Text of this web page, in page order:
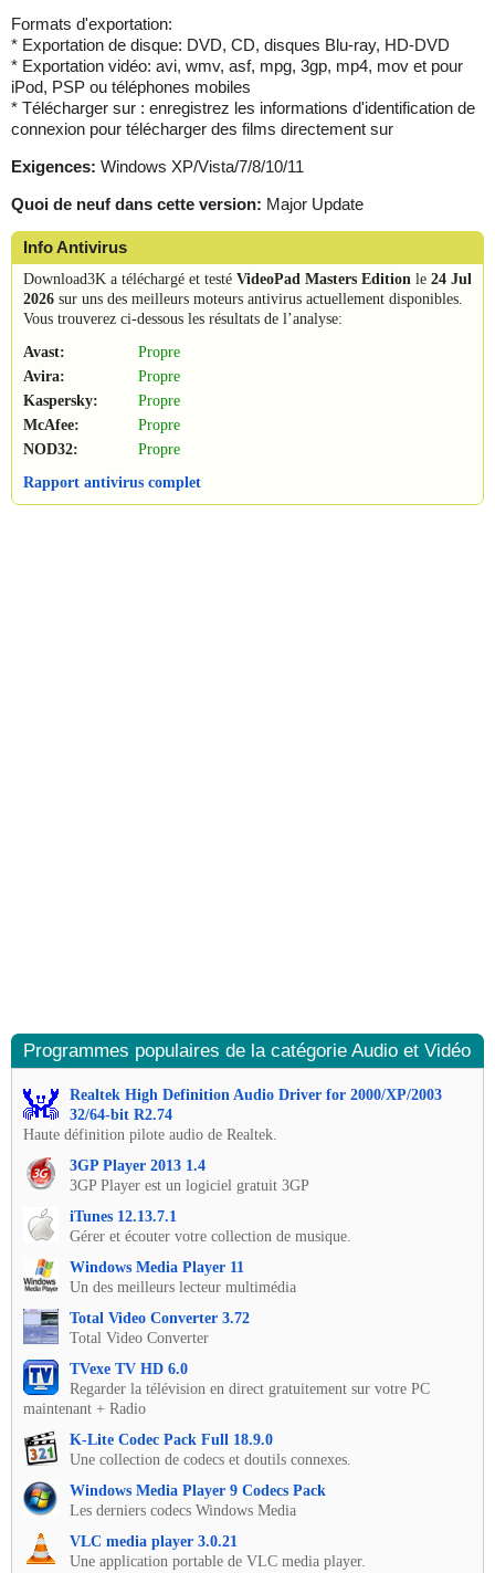
Formats d'exportation:
* Exportation de disque: DVD, CD, disques Blu-ray, HD-DVD
* Exportation vidéo: avi, wmv, asf, mpg, 3gp, mp4, mov et pour
iPod, PSP ou téléphones mobiles
* Télécharger sur : enregistrez les informations d'identification de
connexion pour télécharger des films directement sur
Exigences: Windows XP/Vista/7/8/10/11
Quoi de neuf dans cette version: Major Update
Info Antivirus
Download3K a téléchargé et testé VideoPad Masters Edition le 24 Jul
2026 sur uns des meilleurs moteurs antivirus actuellement disponibles.
Vous trouverez ci-dessous les résultats de l’analyse:
Avast:
Propre
Avira:
Propre
Kaspersky:
Propre
McAfee:
Propre
NOD32:
Propre
Rapport antivirus complet
Programmes populaires de la catégorie Audio et Vidéo
Realtek High Definition Audio Driver for 2000/XP/2003
32/64-bit R2.74
Haute définition pilote audio de Realtek.
3GP Player 2013 1.4
3GP Player est un logiciel gratuit 3GP
iTunes 12.13.7.1
Gérer et écouter votre collection de musique.
Windows Media Player 11
Un des meilleurs lecteur multimédia
Total Video Converter 3.72
Total Video Converter
TVexe TV HD 6.0
Regarder la télévision en direct gratuitement sur votre PC
maintenant + Radio
K-Lite Codec Pack Full 18.9.0
Une collection de codecs et doutils connexes.
Windows Media Player 9 Codecs Pack
Les derniers codecs Windows Media
VLC media player 3.0.21
Une application portable de VLC media player.